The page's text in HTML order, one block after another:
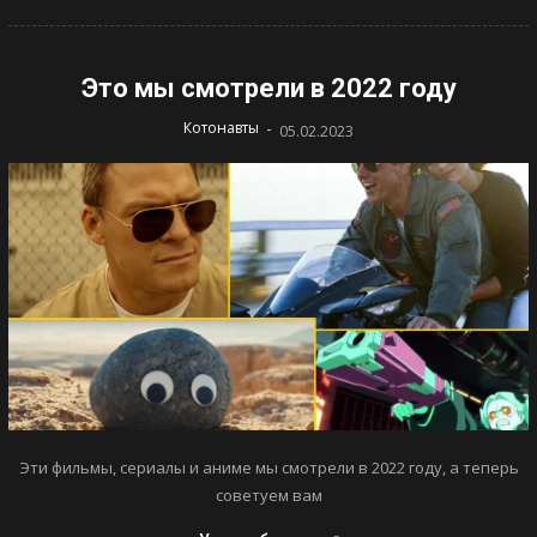
Это мы смотрели в 2022 году
Котонавты - 05.02.2023
Эти фильмы, сериалы и аниме мы смотрели в 2022 году, а теперь
советуем вам